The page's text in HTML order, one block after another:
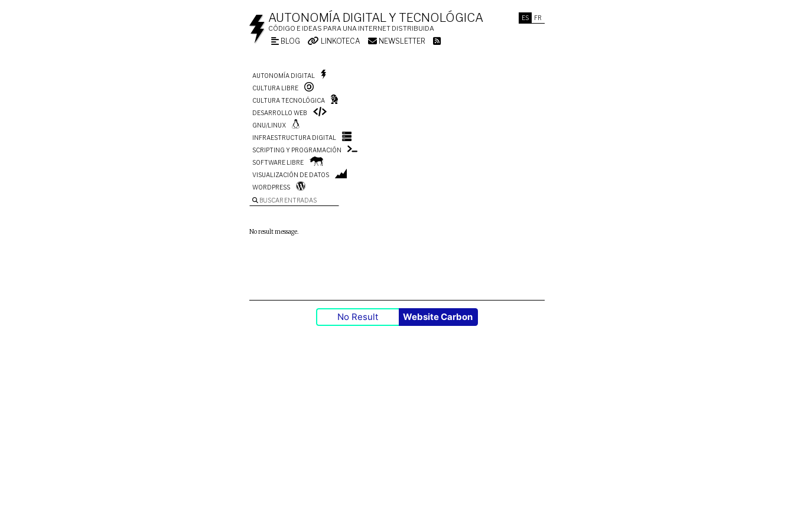
ES FR
AUTONOMÍA DIGITAL Y TECNOLÓGICA
CÓDIGO E IDEAS PARA UNA INTERNET DISTRIBUIDA
BLOG LINKOTECA NEWSLETTER
AUTONOMÍA DIGITAL
CULTURA LIBRE
CULTURA TECNOLÓGICA
DESARROLLO WEB
GNU/LINUX
INFRAESTRUCTURA DIGITAL
SCRIPTING Y PROGRAMACIÓN
SOFTWARE LIBRE
VISUALIZACIÓN DE DATOS
WORDPRESS
BUSCAR ENTRADAS
No result message.
No Result Website Carbon